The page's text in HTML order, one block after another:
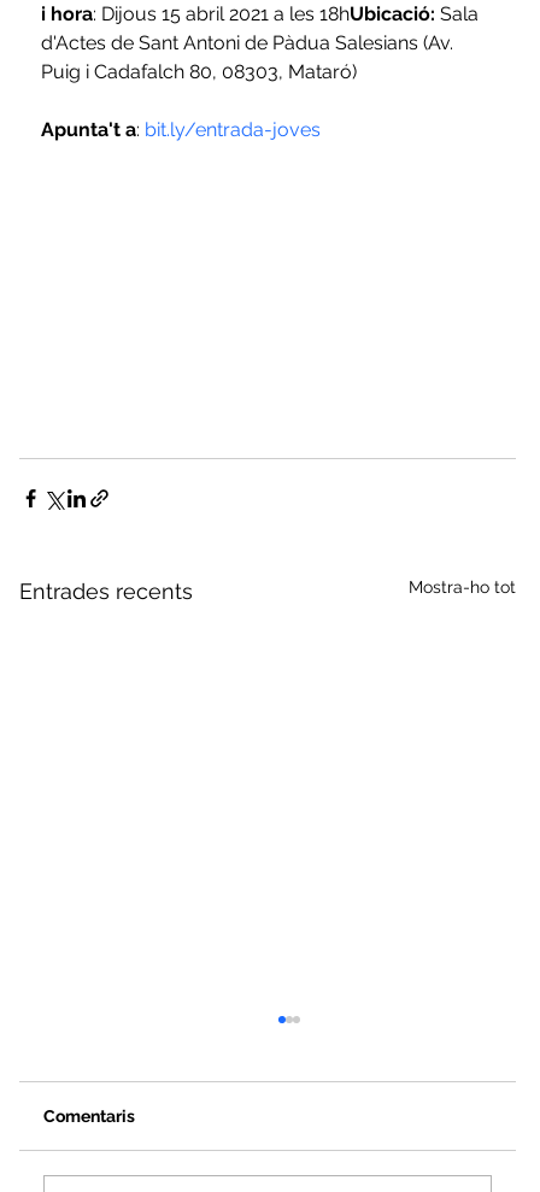
i hora: Dijous 15 abril 2021 a les 18hUbicació: Sala
d'Actes de Sant Antoni de Pàdua Salesians (Av.
Puig i Cadafalch 80, 08303, Mataró)
Apunta't a: bit.ly/entrada-joves
Entrades recents Mostra-ho tot
Comentaris